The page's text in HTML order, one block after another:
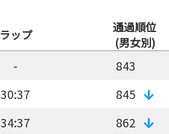
ラップ
通過順位
(男女別)
-
843
30:37
845
34:37
862